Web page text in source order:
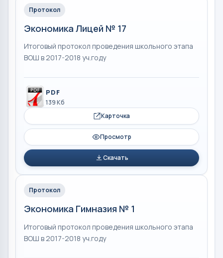
Протокол
Экономика Лицей № 17
Итоговый протокол проведения школьного этапа
ВОШ в 2017-2018 уч.году
PDF
139 Кб
Карточка
Просмотр
Скачать
Протокол
Экономика Гимназия № 1
Итоговый протокол проведения школьного этапа
ВОШ в 2017-2018 уч.году